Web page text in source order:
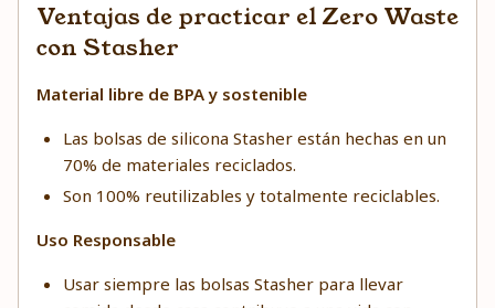
Ventajas de practicar el Zero Waste
con Stasher
Material libre de BPA y sostenible
Las bolsas de silicona Stasher están hechas en un
70% de materiales reciclados.
Son 100% reutilizables y totalmente reciclables.
Uso Responsable
Usar siempre las bolsas Stasher para llevar